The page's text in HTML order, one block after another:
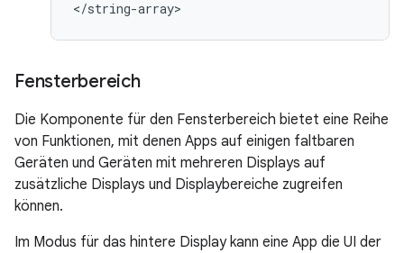
Fensterbereich
Die Komponente für den Fensterbereich bietet eine Reihe
von Funktionen, mit denen Apps auf einigen faltbaren
Geräten und Geräten mit mehreren Displays auf
zusätzliche Displays und Displaybereiche zugreifen
können.
Im Modus für das hintere Display kann eine App die UI der